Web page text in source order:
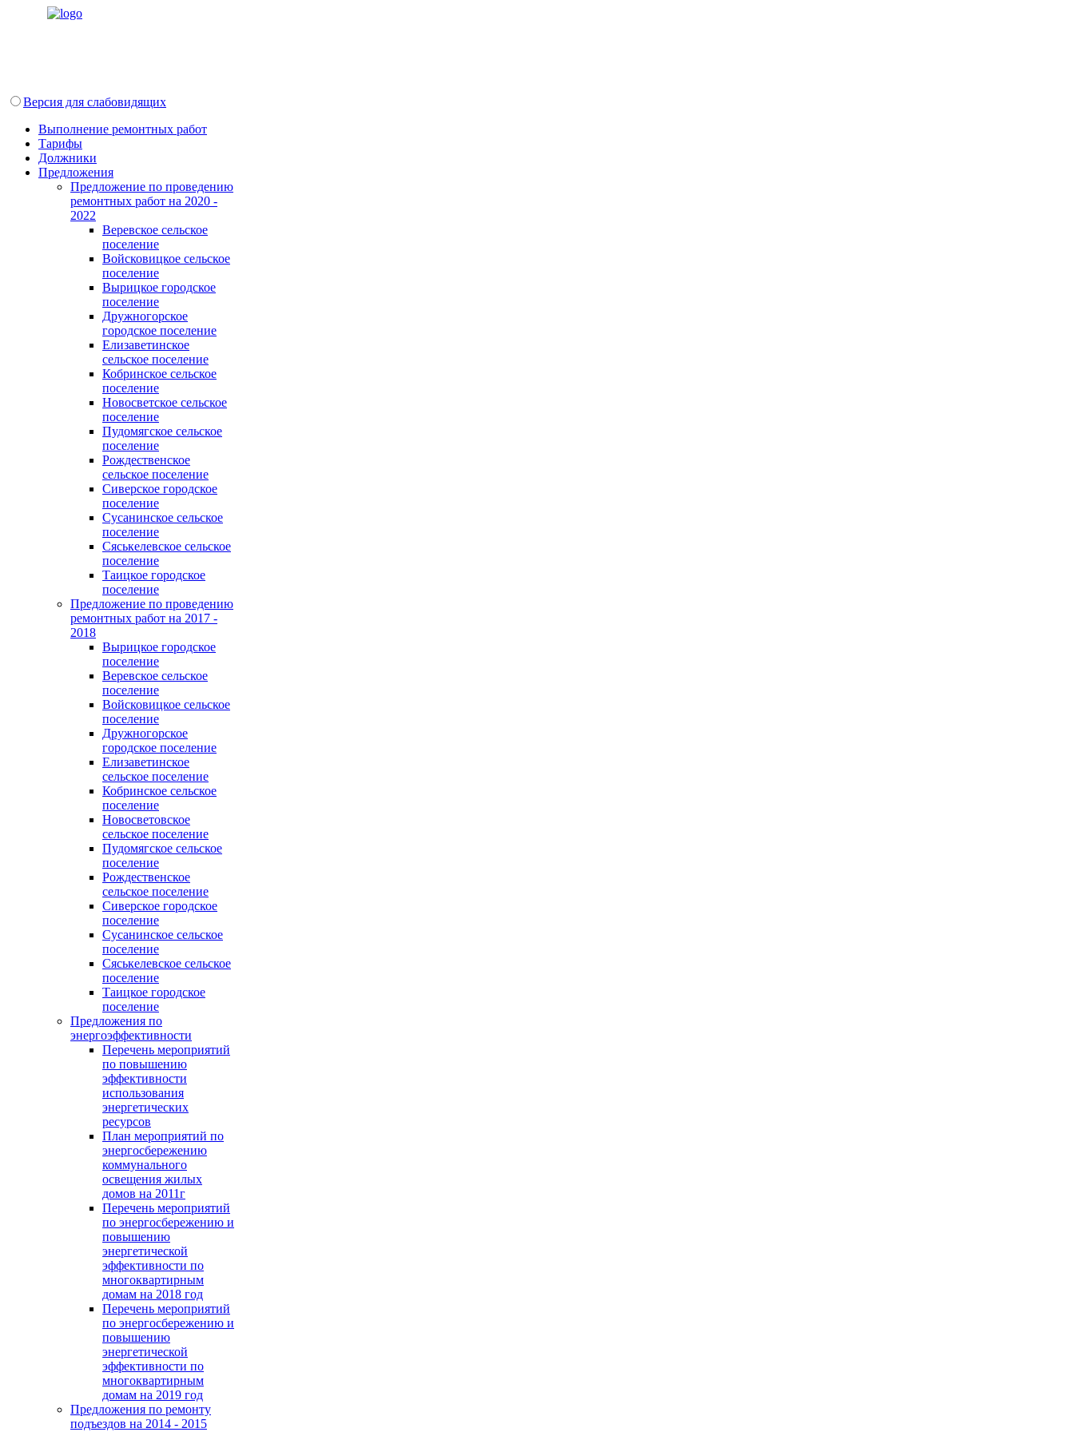
Версия для слабовидящих
Выполнение ремонтных работ
Тарифы
Должники
Предложения
Предложение по проведению
ремонтных работ на 2020 -
2022
Веревское сельское
поселение
Войсковицкое сельское
поселение
Вырицкое городское
поселение
Дружногорское
городское поселение
Елизаветинское
сельское поселение
Кобринское сельское
поселение
Новосветское сельское
поселение
Пудомягское сельское
поселение
Рождественское
сельское поселение
Сиверское городское
поселение
Сусанинское сельское
поселение
Сяськелевское сельское
поселение
Таицкое городское
поселение
Предложение по проведению
ремонтных работ на 2017 -
2018
Вырицкое городское
поселение
Веревское сельское
поселение
Войсковицкое сельское
поселение
Дружногорское
городское поселение
Елизаветинское
сельское поселение
Кобринское сельское
поселение
Новосветовское
сельское поселение
Пудомягское сельское
поселение
Рождественское
сельское поселение
Сиверское городское
поселение
Сусанинское сельское
поселение
Сяськелевское сельское
поселение
Таицкое городское
поселение
Предложения по
энергоэффективности
Перечень мероприятий
по повышению
эффективности
использования
энергетических
ресурсов
План мероприятий по
энергосбережению
коммунального
освещения жилых
домов на 2011г
Перечень мероприятий
по энергосбережению и
повышению
энергетической
эффективности по
многоквартирным
домам на 2018 год
Перечень мероприятий
по энергосбережению и
повышению
энергетической
эффективности по
многоквартирным
домам на 2019 год
Предложения по ремонту
подъездов на 2014 - 2015